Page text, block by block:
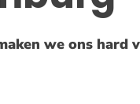
we ons hard